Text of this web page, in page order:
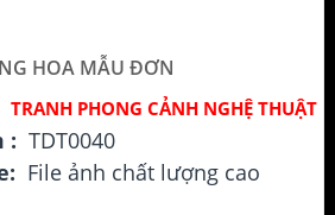
HOA MẪU ĐƠN
TRANH PHONG CẢNH NGHỆ THUẬT
: TDT0040
File ảnh chất lượng cao